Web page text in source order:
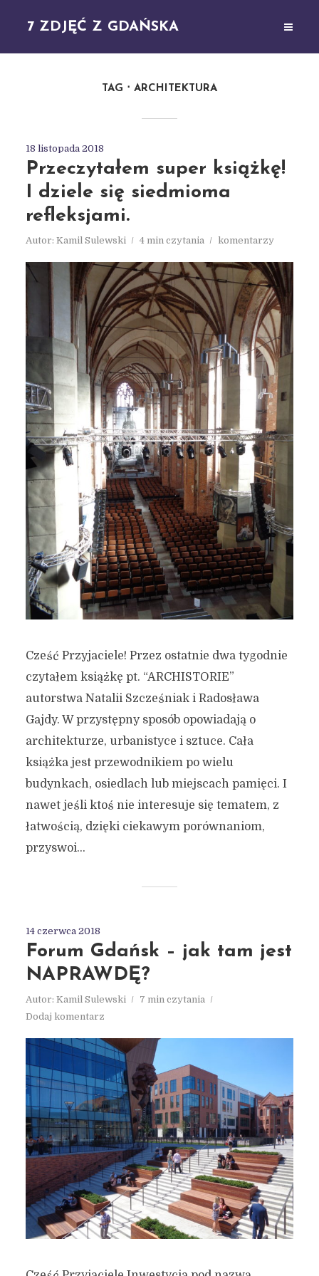
7 ZDJĘĆ Z GDAŃSKA
TAG ARCHITEKTURA
18 listopada 2018
Przeczytałem super książkę!
I dziele się siedmioma
refleksjami.
Autor: Kamil Sulewski 4 min czytania komentarzy
Cześć Przyjaciele! Przez ostatnie dwa tygodnie
czytałem książkę pt. “ARCHISTORIE”
autorstwa Natalii Szcześniak i Radosława
Gajdy. W przystępny sposób opowiadają o
architekturze, urbanistyce i sztuce. Cała
książka jest przewodnikiem po wielu
budynkach, osiedlach lub miejscach pamięci. I
nawet jeśli ktoś nie interesuje się tematem, z
łatwością, dzięki ciekawym porównaniom,
przyswoi...
14 czerwca 2018
Forum Gdańsk – jak tam jest
NAPRAWDĘ?
Autor: Kamil Sulewski
7 min czytania
Dodaj komentarz